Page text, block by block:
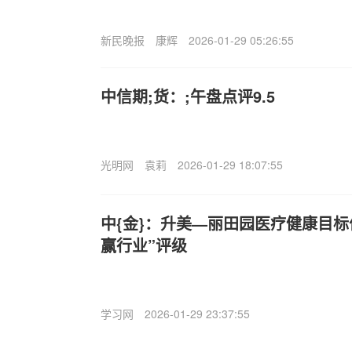
新民晚报 康辉 2026-01-29 05:26:55
中信期;货：;午盘点评9.5
光明网 袁莉 2026-01-29 18:07:55
中{金}：升美—丽田园医疗健康目
赢行业”评级
学习网 2026-01-29 23:37:55